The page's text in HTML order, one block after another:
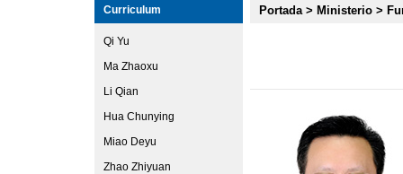
Curriculum
Qi Yu
Ma Zhaoxu
Li Qian
Hua Chunying
Miao Deyu
Zhao Zhiyuan
Portada> Ministerio >